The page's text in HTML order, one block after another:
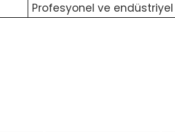
Profesyonel ve